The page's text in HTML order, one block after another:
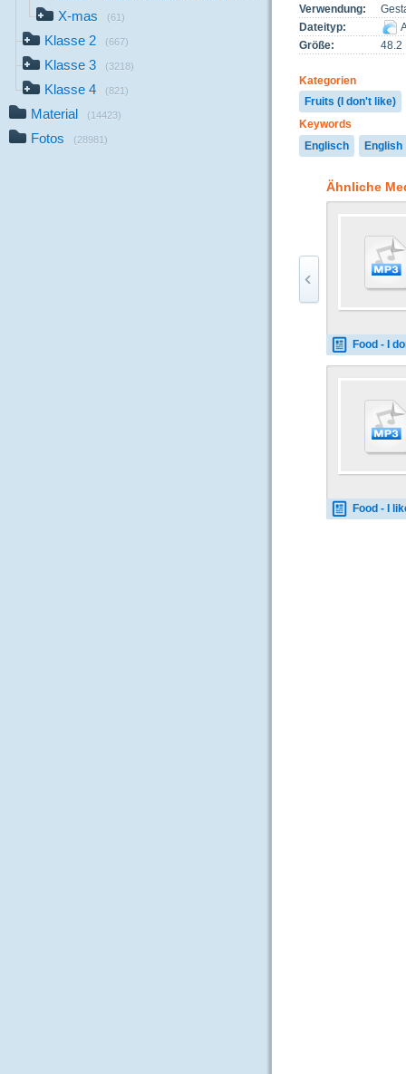
X-mas (61)
Klasse 2 (667)
Klasse 3 (3218)
Klasse 4 (821)
Material (14423)
Fotos (28981)
Verwendung:
Dateityp:
Größe:
48.2
Kategorien
Fruits (I don't like)
Keywords
Englisch
English
Ähnliche
Food - I don't
Food - I like